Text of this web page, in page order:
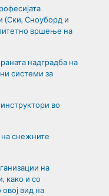
(Ски, Сноуборд и
вршење на
надградба на
системи за
во
снежните
на
како и со
вид на